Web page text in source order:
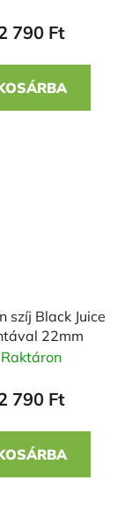
790 Ft
szíj Black Juice
22mm
Raktáron
790 Ft